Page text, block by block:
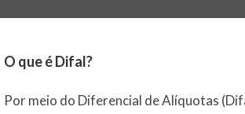
O que é Difal?
Por meio do Diferencial de Alíquotas